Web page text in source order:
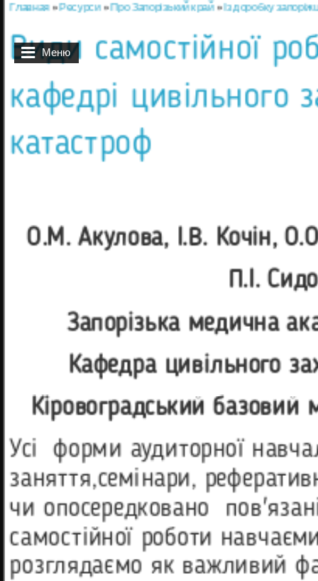
Меню
Главная»Ресурси»Про Запорізький край»Із доробку
Види самостійної
кафедрі цивільного
катастроф
О.М. Акулова, І.В. Кочін,
П.І.
Запорізька медична
Кафедра цивільного
Кіровоградський
Усі форми аудиторної
заняття,семінари,
чи опосередковано
самостійної роботи
розглядаємо як важливий